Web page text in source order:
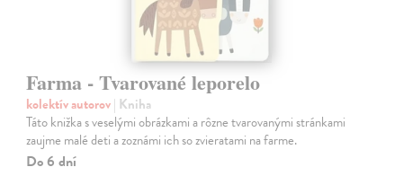
Farma - Tvarované leporelo
kolektív autorov| Kniha
Táto knižka s veselými obrázkami a rôzne tvarovanými stránkami
zaujme malé deti a zoznámi ich so zvieratami na farme.
Do 6 dní